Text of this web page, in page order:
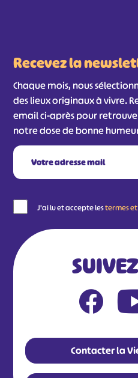
Recevez la
Chaque mois, nous
des lieux originaux à vivre.
email ci-après pour
notre dose de bonne
J'ai lu et accepte lestermes
Contacter la